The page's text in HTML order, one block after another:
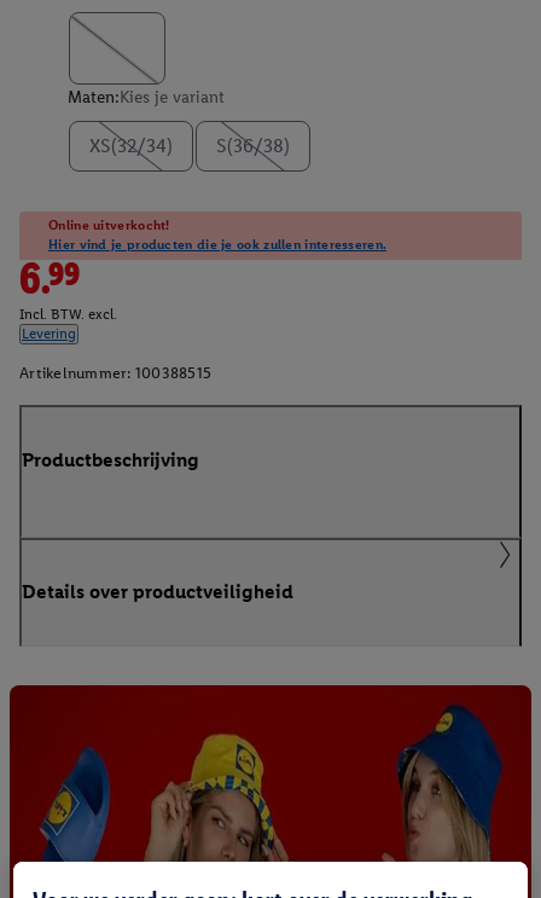
Maten:Kies je variant
XS(32/34) S(36/38)
Online uitverkocht!
Hier vind je producten die je ook zullen interesseren.
6.99
Incl. BTW. excl.
Levering
Artikelnummer: 100388515
Productbeschrijving
Details over productveiligheid